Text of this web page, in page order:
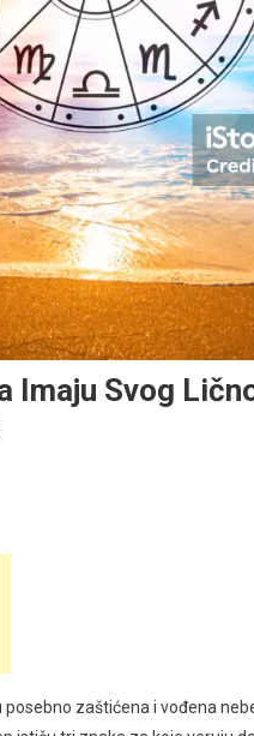
Imaju Svog
zaštićena i vođena